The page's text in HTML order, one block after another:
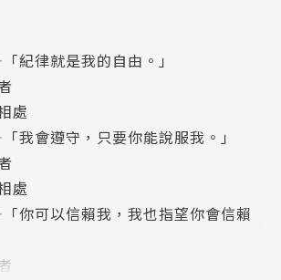
不了壞習慣？」
人的人格傾向，就能找到改變自我與
過得還不錯的一年：我的快樂生活提
也不錯：過得還不錯的一年2》、
習慣改變了，生活就輕鬆了》中，透
，告訴大家「快樂」與「習慣」之間
紀律就是我的自由。」
處
我會遵守，只要你能說服我。」
處
你可以信賴我，我也指望你會信賴